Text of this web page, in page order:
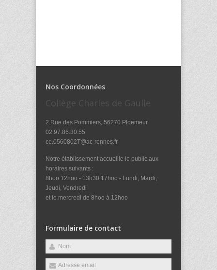
Nos Coordonnées
Collège Charles de Gaulle
2 Rue des Pommiers, 56270 Ploemeur
02.97.86.30.55
ce.0560802T@ac-rennes.fr
Notre établissement accueille le public aux
horaires suivants :
8hoo 12hoo - 13h30 17hoo - Lundi, Mardi,
Jeudi, Vendredi
et le mercredi de 8hoo à 12hoo
Formulaire de contact